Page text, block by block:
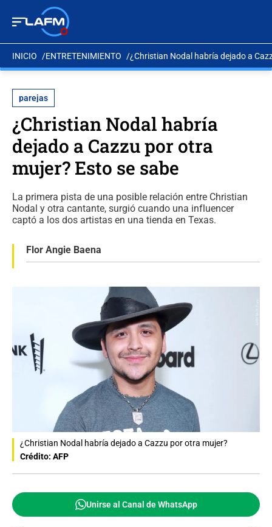
INICIO ENTRETENIMIENTO ¿Christian Nodal habría dejado a
parejas
¿Christian Nodal habría
dejado a Cazzu por otra
mujer? Esto se sabe
La primera pista de una posible relación entre Christian
Nodal y otra cantante, surgió cuando una influencer
captó a los dos artistas en una tienda en Texas.
Flor Angie Baena
¿Christian Nodal habría dejado a Cazzu por otra mujer?
Crédito: AFP
Unirse al Canal de WhatsApp